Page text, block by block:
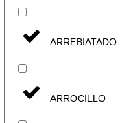
ARREBIATADO
ARROCILLO